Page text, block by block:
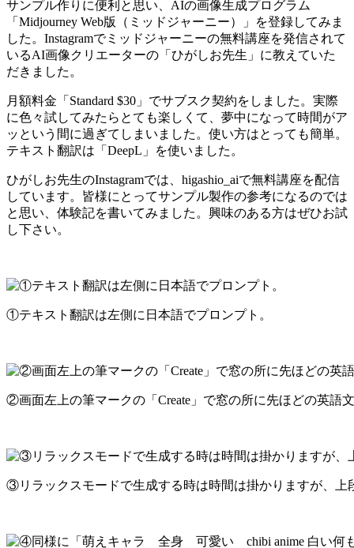
サンプル作りに便利と思い、AIの画像生成プログラム
「Midjourney Web版（ミッドジャーニー）」を登録してみま
した。Instagramでミッドジャーニーの無料講座を発信されて
いるAI画像クリエーターの「ひがしお先生」に教えていた
だきました。
月額料金「Standard $30」でサブスク契約をしました。実際
に色々試してみたらとても楽しくて、夢中になって時間がア
ッという間に過ぎてしまいました。使い方はとっても簡単。
テキスト翻訳は「DeepL」を使いました。
ひがしお先生のInstagramでは、higashio_aiで無料講座を配信
しています。皆様にとってサンプル製作の参考になるのでは
と思い、体験記を書いてみました。興味のある方はぜひお試
し下さい。
①テキスト翻訳は左側に日本語でプロンプト。
②画面左上の筆マークの「Create」で窓の所に先ほどの英語
③リラックスモードで生成する時は時間は掛かりますが、